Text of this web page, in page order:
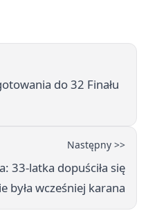
do 32 Finału
Następny >>
33-latka dopuściła się
była wcześniej karana